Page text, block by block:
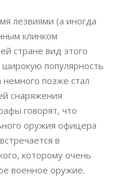
лезвиями (а иногда
клинком
стране вид этого
популярность
позже стал
снаряжения
говорят, что
оружия офицера
в
которому очень
военное оружие.